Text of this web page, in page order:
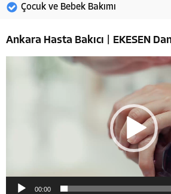
Çocuk ve Bebek Bakımı
Ankara Hasta Bakıcı | EKESEN
00:00